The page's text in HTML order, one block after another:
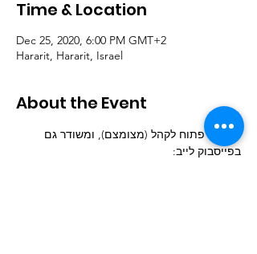
Time & Location
Dec 25, 2020, 6:00 PM GMT+2
Hararit, Hararit, Israel
About the Event
האירוע פתוח לקהל (מצומצם), ומשודר גם
בפייסבוק לייב: